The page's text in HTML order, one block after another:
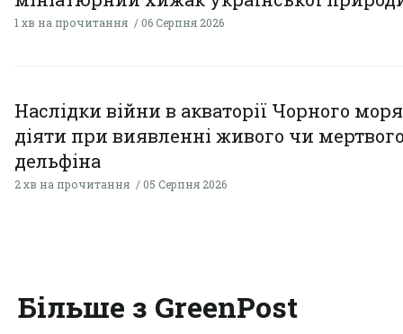
1 хв на прочитання 06 Серпня 2026
Наслідки війни в акваторії Чорного
діяти при виявленні живого чи
дельфіна
2 хв на прочитання 05 Серпня 2026
Більше з GreenPost